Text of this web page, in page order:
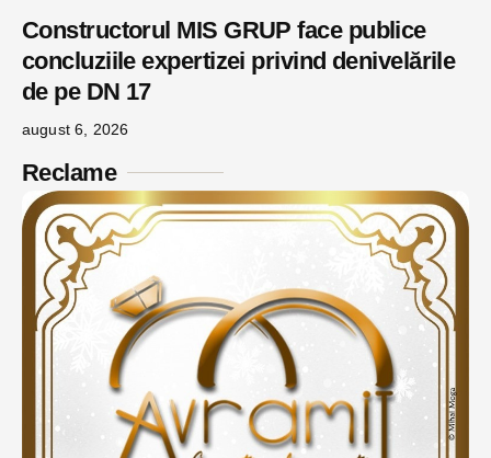
Constructorul MIS GRUP face publice
concluziile expertizei privind denivelările
de pe DN 17
august 6, 2026
Reclame